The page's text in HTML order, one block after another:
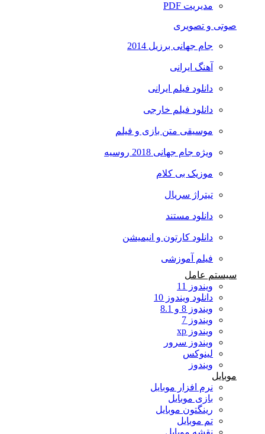
مدیریت PDF
صوتی و تصویری
جام جهانی برزیل 2014
آهنگ ایرانی
دانلود فیلم ایرانی
دانلود فیلم خارجی
موسیقی متن بازی و فیلم
ویژه جام جهانی 2018 روسیه
موزیک بی کلام
تیتراژ سریال
دانلود مستند
دانلود کارتون و انیمیشن
فیلم آموزشی
سیستم عامل
ویندوز 11
دانلود ویندوز 10
ویندوز 8 و 8.1
ویندوز 7
ویندوز xp
ویندوز سرور
لینوکس
ویندوز
موبایل
نرم افزار موبایل
بازی موبایل
رینگتون موبایل
تم موبایل
نقشه موبایل